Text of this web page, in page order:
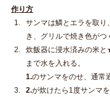
作り方
サンマは鱗とエラを取り
き、グリルで焼き色がつ
炊飯器に浸水済みの米
まで水を入れる。
1.のサンマをのせ、通常
2.が炊けたら1度サンマ